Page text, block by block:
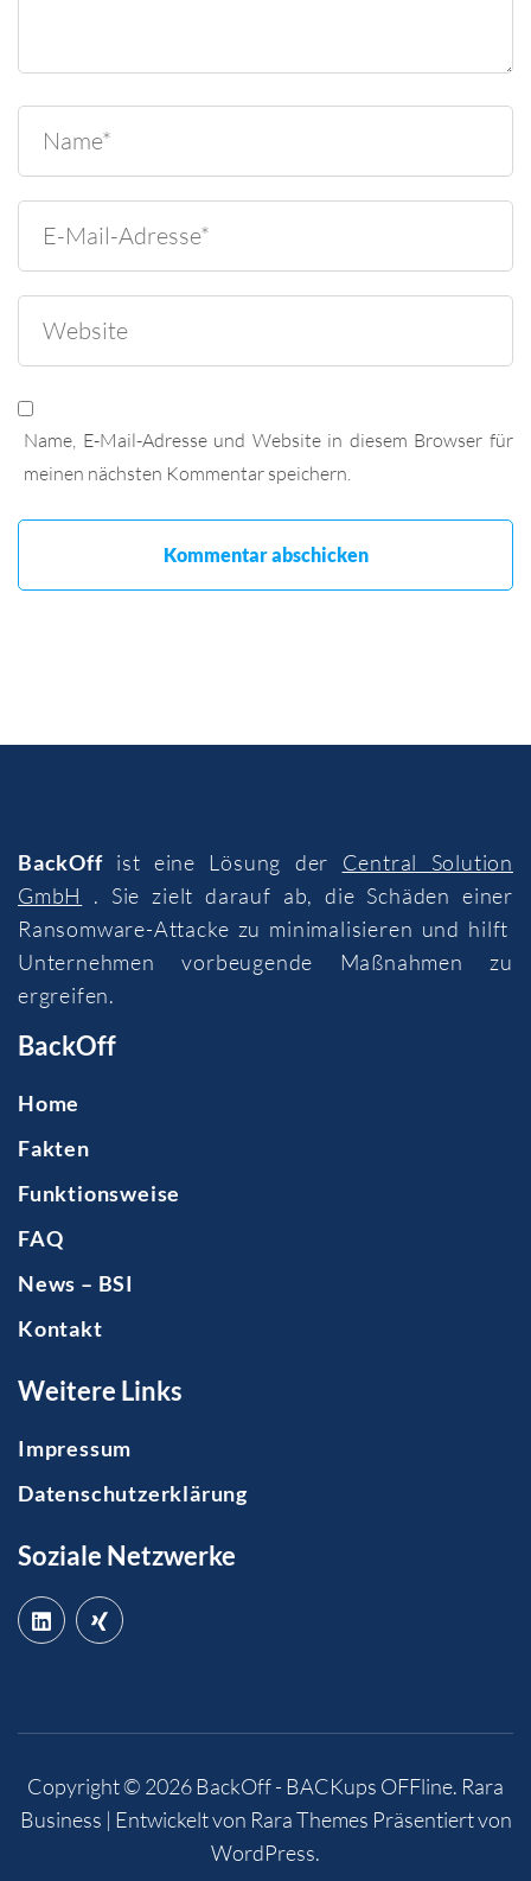
Name, E-Mail-Adresse und Website in diesem Browser für
meinen nächsten Kommentar speichern.
BackOffist eine Lösung der Central Solution
GmbH
. Sie zielt darauf ab, die Schäden einer
Ransomware-Attacke zu minimalisieren und hilft
Unternehmen vorbeugende Maßnahmen zu
ergreifen.
BackOff
Home
Fakten
Funktionsweise
FAQ
News – BSI
Kontakt
Weitere Links
Impressum
Datenschutzerklärung
Soziale Netzwerke
Copyright © 2026BackOff - BACKups OFFline. Rara
Business | Entwickelt von Rara Themes Präsentiert von
WordPress.